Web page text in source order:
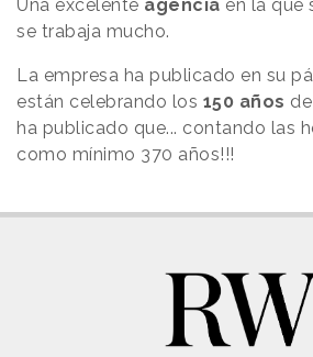
Una excelente agencia en la que
se trabaja mucho.
La empresa ha publicado en su
están celebrando los 150 años
ha publicado que... contando las
como mínimo 370 años!!!